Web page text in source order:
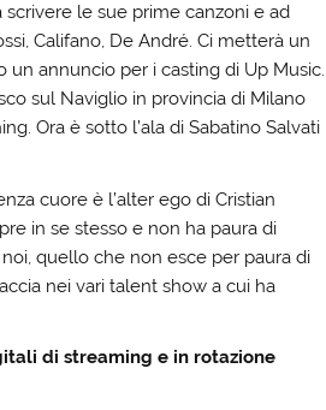
le sue prime canzoni e ad
Califano, De André. Ci metterà un
un annuncio per i casting di Up Music.
sul Naviglio in provincia di Milano
Ora è sotto l’ala di Sabatino Salvati
cuore è l’alter ego di Cristian
in se stesso e non ha paura di
quello che non esce per paura di
nei vari talent show a cui ha
di streaming e in rotazione